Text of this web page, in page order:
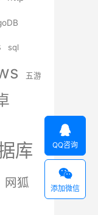
sql
五游
库
网狐

QQ咨询

添加微信